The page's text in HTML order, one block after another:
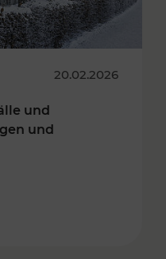
20.02.2026
und
und